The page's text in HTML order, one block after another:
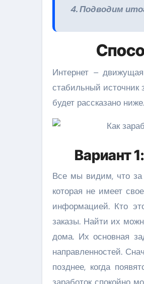
4. Подводим
Интернет –
стабильный источник
будет рассказано ниже.
Вариант
Все мы видим, что за
которая не имеет
информацией. Кто
заказы. Найти их
дома. Их основная
направленностей.
позднее, когда